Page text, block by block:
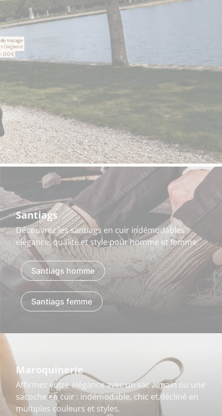
Hexagona Royal Air Force
Marine
Nationale
Armée de l'air et
de l'espace
Santiags
Découvrez les santiags en cuir indémodables :
élégance, qualité et style pour homme et femme.
Santiags homme
Santiags femme
Maroquinerie
Affirmez votre élégance avec un sac à main ou une
sacoche en cuir : indémodable, chic et décliné en
multiples couleurs et styles.